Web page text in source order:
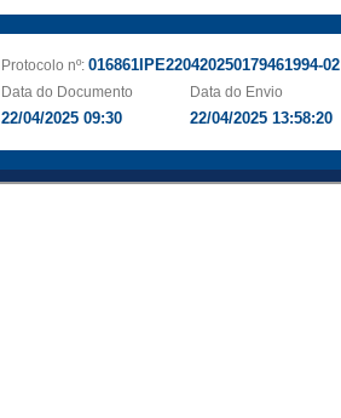
Protocolo nº: 016861IPE220420250179461994-02
Data do Documento
22/04/2025 09:30
Data do Envio
22/04/2025 13:58:20